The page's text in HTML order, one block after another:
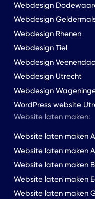
Webdesign
Webdesign
Webdesign Rhenen
Webdesign Tiel
Webdesign
Webdesign Utrecht
Webdesign
WordPress website
Website laten maken:
Website laten maken
Website laten maken
Website laten maken
Website laten maken
Website laten maken